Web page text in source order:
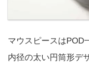
マウスピースはPOD
内径の太い円筒形デ